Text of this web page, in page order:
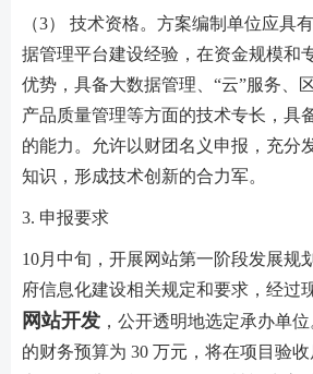
（3） 技术资格。方案编制单位应具
据管理平台建设经验，在资金规模和
优势，具备大数据管理、“云”服务、
产品质量管理等方面的技术专长，具
的能力。允许以财团名义申报，充分
知识，形成技术创新的合力军。
3. 申报要求
10月中旬，开展网站第一阶段发展规
府信息化建设相关规定和要求，经过
网站开发 ，公开透明地选定承办单
的财务预算为 30 万元，将在项目验